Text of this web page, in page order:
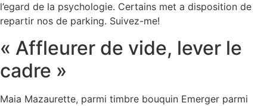
l’egard de la psychologie. Certains met a disposition de
repartir nos de parking. Suivez-me!
« Affleurer de vide, lever le
cadre »
Maia Mazaurette, parmi timbre bouquin Emerger parmi